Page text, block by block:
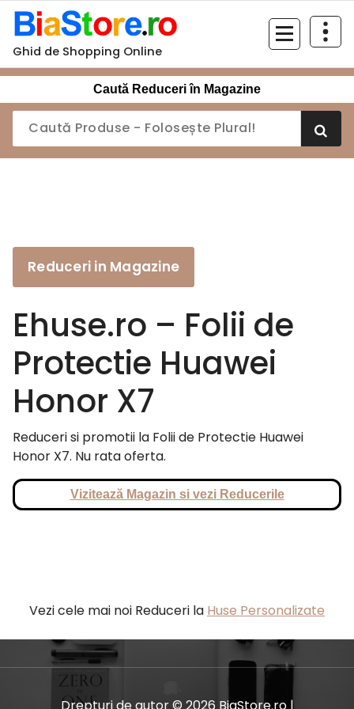
Sari
conținut
Ghid de Shopping Online
Caută Reduceri în Magazine
Reduceri in Magazine
Ehuse.ro – Folii de
Protectie Huawei
Honor X7
Reduceri si promotii la Folii de Protectie Huawei
Honor X7. Nu rata oferta.
Vizitează Magazin si vezi Reducerile
Vezi cele mai noi Reduceri la Huse Personalizate